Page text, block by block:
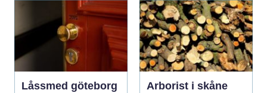
Låssmed göteborg
Arborist i skåne